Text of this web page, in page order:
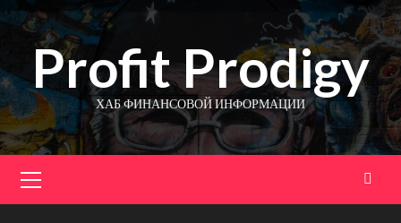
Перейти
содержимому
Profit Prodigy
ХАБ ФИНАНСОВОЙ ИНФОРМАЦИИ
меню